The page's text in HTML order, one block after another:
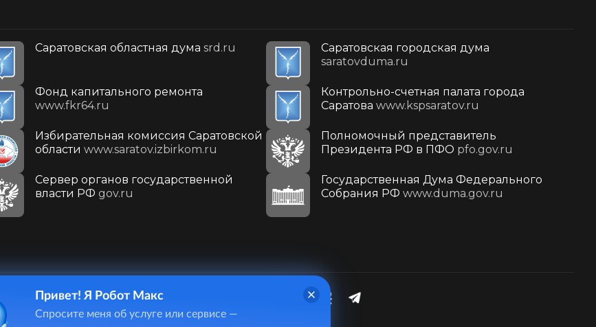
Саратовская областная дума srd.ru
Саратовская городская дума
saratovduma.ru
Фонд капитального ремонта
www.fkr64.ru
Контрольно-счетная палата города
Саратова www.kspsaratov.ru
Избирательная комиссия Саратовской
области www.saratov.izbirkom.ru
Полномочный представитель
Президента РФ в ПФО pfo.gov.ru
Сервер органов государственной
власти РФ gov.ru
Государственная Дума Федерального
Собрания РФ www.duma.gov.ru
410031, г. Саратов, ул. Первомайская, д. 78
+7(8452)26-02-49
Привет! Я Робот Макс
Спросите меня об услуге или сервисе —